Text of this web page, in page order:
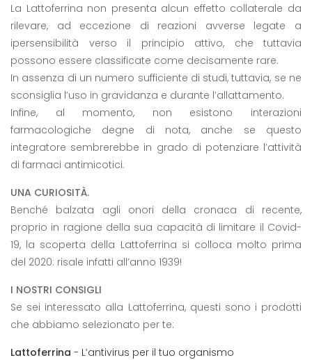
La Lattoferrina non presenta alcun effetto collaterale da
rilevare, ad eccezione di reazioni avverse legate a
ipersensibilità verso il principio attivo, che tuttavia
possono essere classificate come decisamente rare.
In assenza di un numero sufficiente di studi, tuttavia, se ne
sconsiglia l’uso in gravidanza e durante l’allattamento.
Infine, al momento, non esistono interazioni
farmacologiche degne di nota, anche se questo
integratore sembrerebbe in grado di potenziare l’attività
di farmaci antimicotici.
UNA CURIOSITÀ.
Benché balzata agli onori della cronaca di recente,
proprio in ragione della sua capacità di limitare il Covid-
19, la scoperta della Lattoferrina si colloca molto prima
del 2020: risale infatti all’anno 1939!
I NOSTRI CONSIGLI
Se sei interessato alla Lattoferrina, questi sono i prodotti
che abbiamo selezionato per te:
Lattoferrina - L’antivirus per il tuo organismo